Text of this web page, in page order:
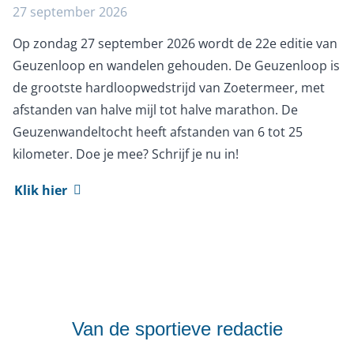
27 september 2026
Op zondag 27 september 2026 wordt de 22e editie van
Geuzenloop en wandelen gehouden. De Geuzenloop is
de grootste hardloopwedstrijd van Zoetermeer, met
afstanden van halve mijl tot halve marathon. De
Geuzenwandeltocht heeft afstanden van 6 tot 25
kilometer. Doe je mee? Schrijf je nu in!
Klik hier
Van de sportieve redactie